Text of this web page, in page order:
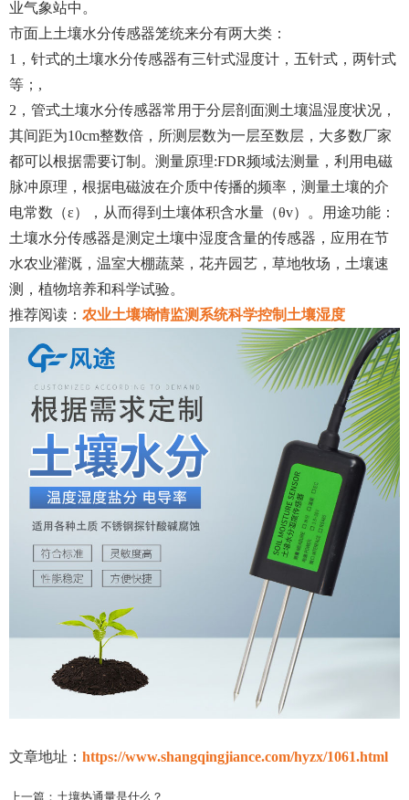
业气象站中。
市面上土壤水分传感器笼统来分有两大类：
1，针式的土壤水分传感器有三针式湿度计，五针式，两针式
等；,
2，管式土壤水分传感器常用于分层剖面测土壤温湿度状况，
其间距为10cm整数倍，所测层数为一层至数层，大多数厂家
都可以根据需要订制。测量原理:FDR频域法测量，利用电磁
脉冲原理，根据电磁波在介质中传播的频率，测量土壤的介
电常数（ε），从而得到土壤体积含水量（θv）。用途功能：
土壤水分传感器是测定土壤中湿度含量的传感器，应用在节
水农业灌溉，温室大棚蔬菜，花卉园艺，草地牧场，土壤速
测，植物培养和科学试验。
推荐阅读： 农业土壤墒情监测系统科学控制土壤湿度
文章地址： https://www.shangqingjiance.com/hyzx/1061.html
上一篇： 土壤热通量是什么？